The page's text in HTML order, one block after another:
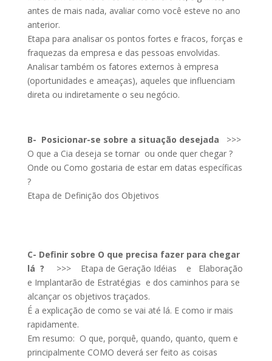
antes de mais nada, avaliar como você esteve no ano
anterior.
Etapa para analisar os pontos fortes e fracos, forças e
fraquezas da empresa e das pessoas envolvidas.
Analisar também os fatores externos à empresa
(oportunidades e ameaças), aqueles que influenciam
direta ou indiretamente o seu negócio.
B- Posicionar-se sobre a situação desejada
>>>
O que a Cia deseja se tornar ou onde quer chegar ?
Onde ou Como gostaria de estar em datas específicas
?
Etapa de Definição dos Objetivos
C- Definir sobre O que precisa fazer para chegar
lá ? >>> Etapa de Geração Idéias e Elaboração
e Implantarão de Estratégias e dos caminhos para se
alcançar os objetivos traçados.
É a explicação de como se vai até lá. E como ir mais
rapidamente.
Em resumo: O que, porquê, quando, quanto, quem e
principalmente COMO deverá ser feito as coisas